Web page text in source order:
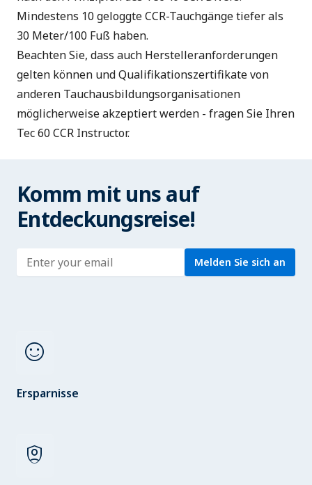
Mindestens 10 geloggte CCR-Tauchgänge tiefer als
30 Meter/100 Fuß haben.
Beachten Sie, dass auch Herstelleranforderungen
gelten können und Qualifikationszertifikate von
anderen Tauchausbildungsorganisationen
möglicherweise akzeptiert werden - fragen Sie Ihren
Tec 60 CCR Instructor.
Komm mit uns auf
Entdeckungsreise!
Enter address Melden Sie sich an
sentiment_satisfied
Ersparnisse
shield_person